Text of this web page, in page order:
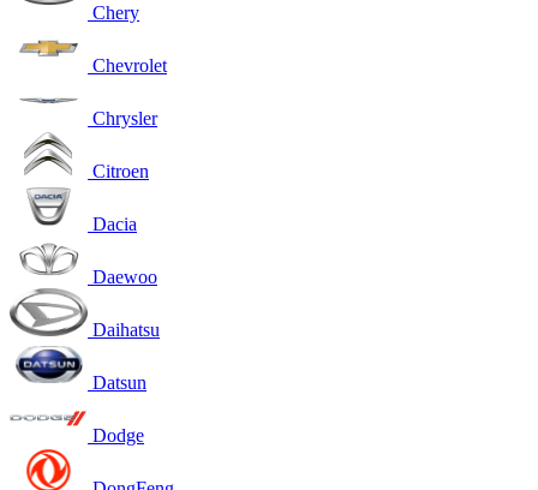
Chery
Chevrolet
Chrysler
Citroen
Dacia
Daewoo
Daihatsu
Datsun
Dodge